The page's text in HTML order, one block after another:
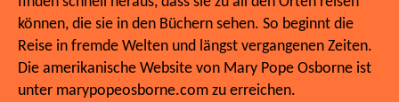
können, die sie in den Büchern sehen. So beginnt die
Reise in fremde Welten und längst vergangenen Zeiten.
Die amerikanische Website von Mary Pope Osborne ist
unter marypopeosborne.com zu erreichen.